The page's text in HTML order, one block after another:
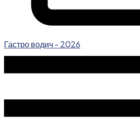
Гастро водич - 2026